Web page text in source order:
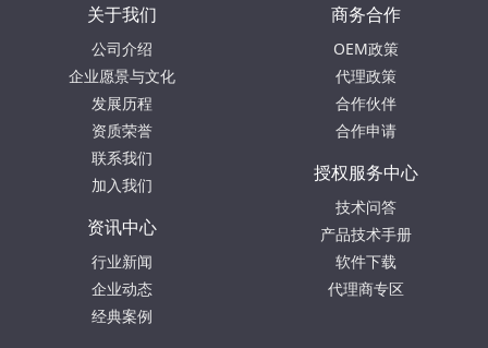
关于我们
公司介绍
企业愿景与文化
发展历程
资质荣誉
联系我们
加入我们
商务合作
OEM政策
代理政策
合作伙伴
合作申请
授权服务中心
技术问答
产品技术手册
软件下载
代理商专区
资讯中心
行业新闻
企业动态
经典案例